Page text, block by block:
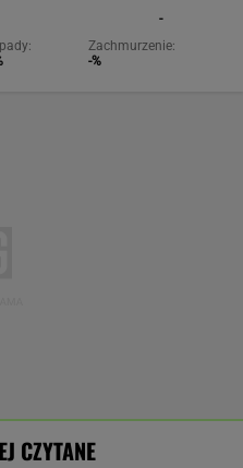
-
Zachmurzenie:
-%
CZYTANE